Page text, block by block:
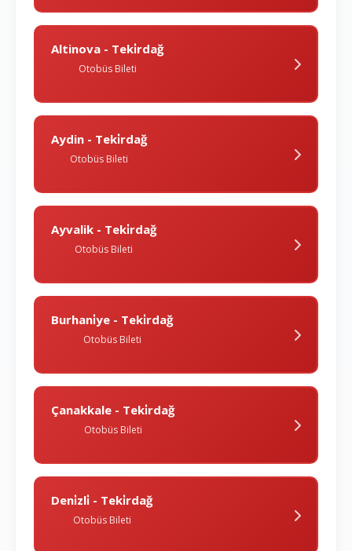
Altinova - Teki̇rdağ
Otobüs Bileti
Aydin - Teki̇rdağ
Otobüs Bileti
Ayvalik - Teki̇rdağ
Otobüs Bileti
Burhani̇ye - Teki̇rdağ
Otobüs Bileti
Çanakkale - Teki̇rdağ
Otobüs Bileti
Deni̇zli̇ - Teki̇rdağ
Otobüs Bileti